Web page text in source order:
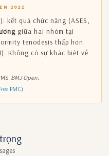
2022
kết quả chức năng (ASES,
giữa hai nhóm tại
tenodesis thấp hơn
Không có sự khác biệt về
BMJ Open.
PMC)